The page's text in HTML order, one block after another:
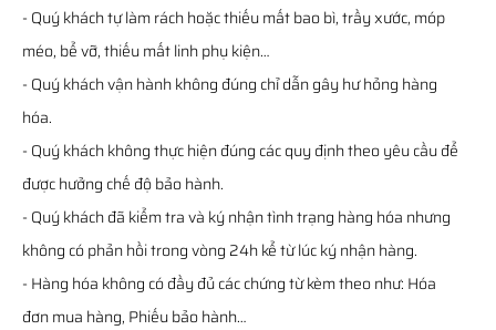
- Quý khách tự làm rách hoặc thiếu mất bao bì, trầy xước, móp
méo, bể vỡ, thiếu mất linh phụ kiện…
- Quý khách vận hành không đúng chỉ dẫn gây hư hỏng hàng
hóa.
- Quý khách không thực hiện đúng các quy định theo yêu cầu để
được hưởng chế độ bảo hành.
- Quý khách đã kiểm tra và ký nhận tình trạng hàng hóa nhưng
không có phản hồi trong vòng 24h kể từ lúc ký nhận hàng.
- Hàng hóa không có đầy đủ các chứng từ kèm theo như: Hóa
đơn mua hàng, Phiếu bảo hành…